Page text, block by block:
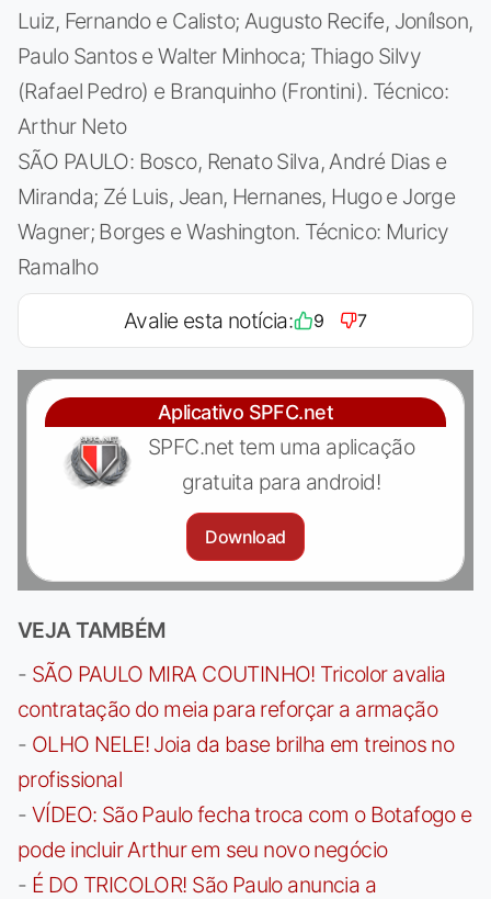
Luiz, Fernando e Calisto; Augusto Recife, Jonílson,
Paulo Santos e Walter Minhoca; Thiago Silvy
(Rafael Pedro) e Branquinho (Frontini). Técnico:
Arthur Neto
SÃO PAULO: Bosco, Renato Silva, André Dias e
Miranda; Zé Luis, Jean, Hernanes, Hugo e Jorge
Wagner; Borges e Washington. Técnico: Muricy
Ramalho
Avalie esta notícia: 9 7
Aplicativo SPFC.net
SPFC.net tem uma aplicação
gratuita para android!
Download
VEJA TAMBÉM
- SÃO PAULO MIRA COUTINHO! Tricolor avalia
contratação do meia para reforçar a armação
- OLHO NELE! Joia da base brilha em treinos no
profissional
- VÍDEO: São Paulo fecha troca com o Botafogo e
pode incluir Arthur em seu novo negócio
- É DO TRICOLOR! São Paulo anuncia a